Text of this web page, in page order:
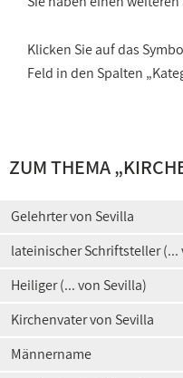
Klicken Sie auf das
Feld in den Spalten
ZUM THEMA „
Gelehrter von Sevilla
lateinischer Schriftsteller (...
Heiliger (... von Sevilla)
Kirchenvater von Sevilla
Männername